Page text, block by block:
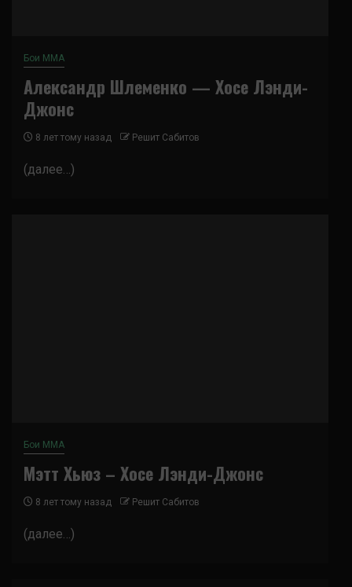
Бои ММА
Александр Шлеменко — Хосе Лэнди-
Джонс
8 лет тому назад Решит Сабитов
(далее…)
Бои ММА
Мэтт Хьюз – Хосе Лэнди-Джонс
8 лет тому назад Решит Сабитов
(далее…)